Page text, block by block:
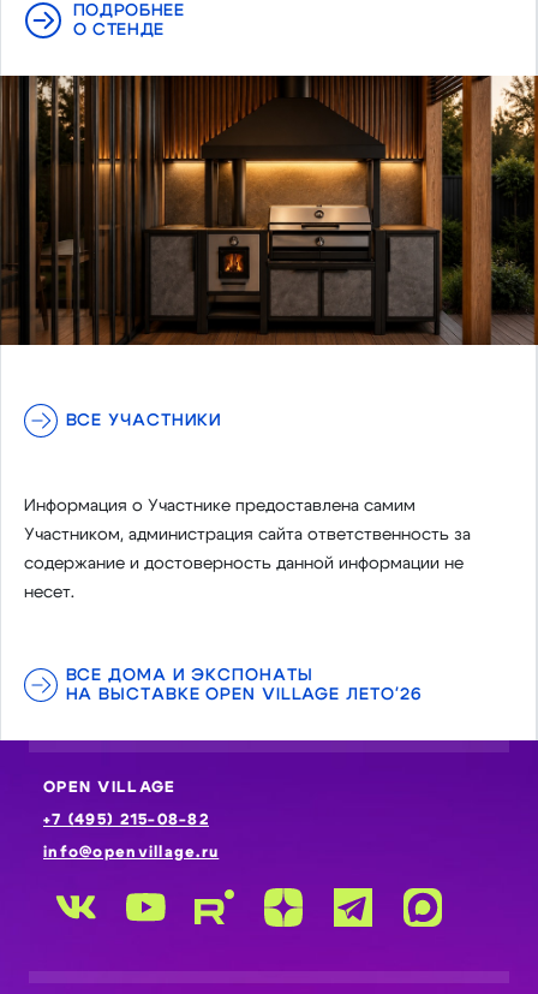
ПОДРОБНЕЕ
О СТЕНДЕ
ВСЕ УЧАСТНИКИ
Информация о Участнике предоставлена самим
Участником, администрация сайта ответственность за
содержание и достоверность данной информации не
несет.
ВСЕ ДОМА И ЭКСПОНАТЫ
НА ВЫСТАВКЕ OPEN VILLAGE ЛЕТО'26
OPEN VILLAGE
+7 (495) 215-08-82
info@openvillage.ru